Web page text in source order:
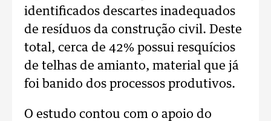
identificados descartes inadequados
de resíduos da construção civil. Deste
total, cerca de 42% possui resquícios
de telhas de amianto, material que já
foi banido dos processos produtivos.
O estudo contou com o apoio do